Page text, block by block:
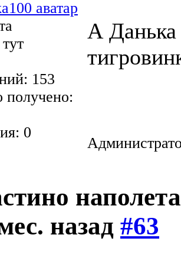
153
получено:
0
А Данька
назад #63